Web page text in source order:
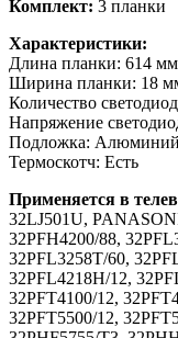
Комплект: 3 планки
Характеристики:
Длина планки: 614 мм
Ширина планки: 18
Количество
Напряжение
Подложка: Алюминий
Термоскотч: Есть
Применяется в
32LJ501U,
32PFH4200/88,
32PFL3258T/60,
32PFL4218H/12,
32PFT4100/12,
32PFT5500/12,